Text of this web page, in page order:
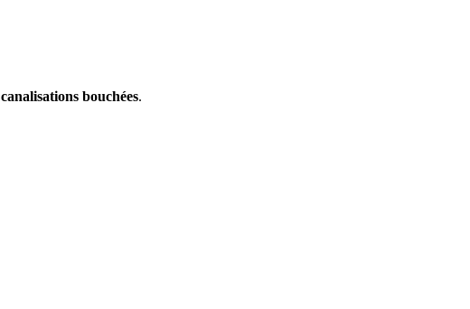
canalisations bouchées.